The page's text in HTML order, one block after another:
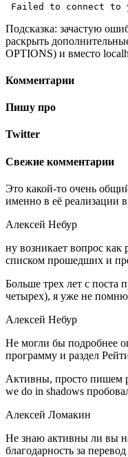
Failed to connect to
Подсказка: зачастую
раскрыть
OPTIONS) и вместо
Комментарии
Пишу про
Twitter
Свежие комментарии
Это какой-то очень
именно в её реализации
Алексей Небур
ну возникает вопрос
списком прошедших и
Больше трех лет с поста
четырех), я уже не
Алексей Небур
Не могли бы подробнее
программу и раздел
Активны, просто пишем
we do in shadows
Алексей Ломакин
Не знаю активны ли вы
благодарность за